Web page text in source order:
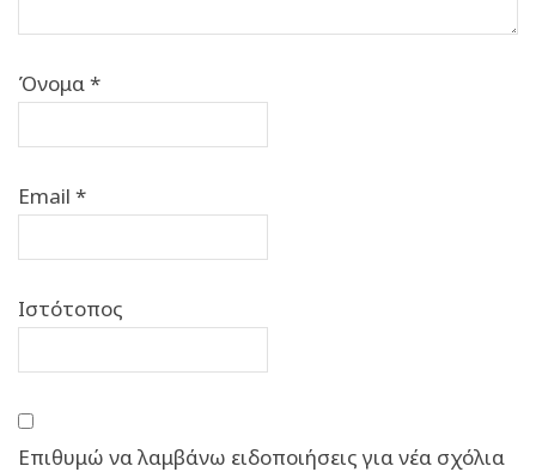
Όνομα *
Email *
Ιστότοπος
Επιθυμώ να λαμβάνω ειδοποιήσεις για νέα σχόλια